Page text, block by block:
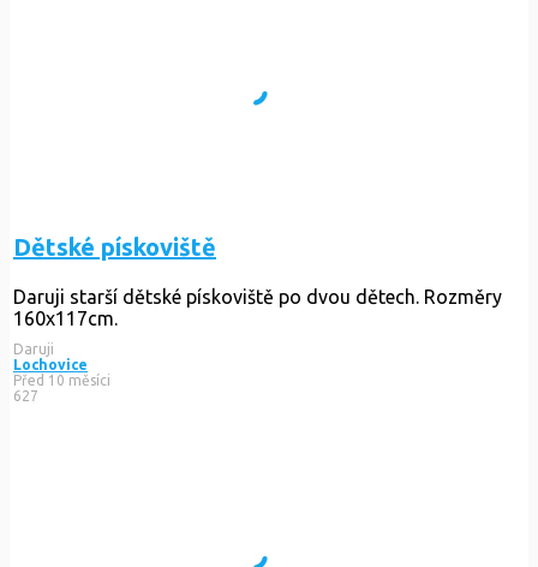
Dětské pískoviště
Daruji starší dětské pískoviště po dvou dětech. Rozměry
160x117cm.
Daruji
Lochovice
Před 10 měsíci
627